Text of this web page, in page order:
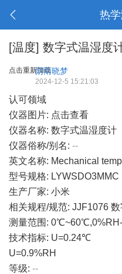
热
[温度] 数字式温湿度
点击重新加载阴雨晓梦
2024-12-5 15:21:03
认可领域
仪器图片: 点击查看
仪器名称: 数字式温湿度计
仪器俗称/别名: --
英文名称: Mechanical
型号规格: LYWSDO3MMC
生产厂家: 小米
相关规程/规范: JJF1076
测量范围:
技术指标: U=0.24℃
U=0.9%RH
等级: --